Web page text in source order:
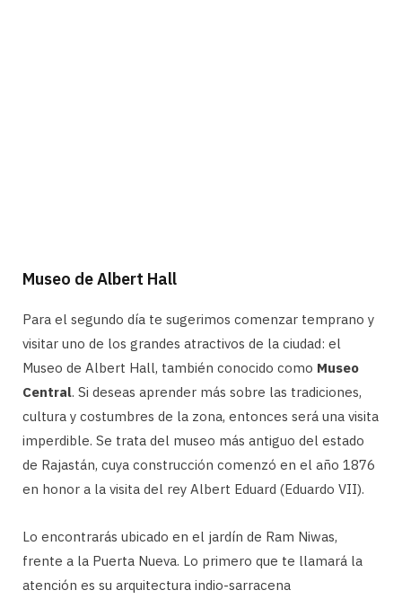
Museo de Albert Hall
Para el segundo día te sugerimos comenzar temprano y
visitar uno de los grandes atractivos de la ciudad: el
Museo de Albert Hall, también conocido como Museo
Central. Si deseas aprender más sobre las tradiciones,
cultura y costumbres de la zona, entonces será una visita
imperdible. Se trata del museo más antiguo del estado
de Rajastán, cuya construcción comenzó en el año 1876
en honor a la visita del rey Albert Eduard (Eduardo VII).
Lo encontrarás ubicado en el jardín de Ram Niwas,
frente a la Puerta Nueva. Lo primero que te llamará la
atención es su arquitectura indio-sarracena